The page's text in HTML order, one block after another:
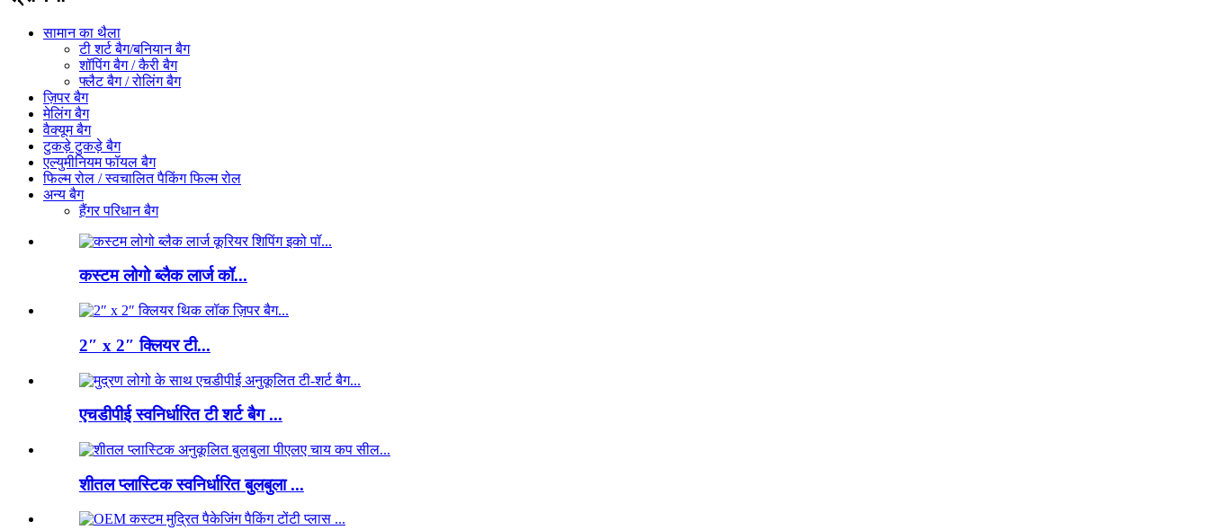
सामान का थैला
टी शर्ट बैग/बनियान बैग
शॉपिंग बैग / कैरी बैग
फ्लैट बैग / रोलिंग बैग
ज़िपर बैग
मेलिंग बैग
वैक्यूम बैग
टुकड़े टुकड़े बैग
एल्युमीनियम फॉयल बैग
फिल्म रोल / स्वचालित पैकिंग फिल्म रोल
अन्य बैग
हैंगर परिधान बैग
कस्टम लोगो ब्लैक लार्ज कॉ...
2″ x 2″ क्लियर टी...
एचडीपीई स्वनिर्धारित टी शर्ट बैग ...
शीतल प्लास्टिक स्वनिर्धारित बुलबुला ...